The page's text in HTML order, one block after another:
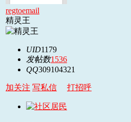
regtoemail
精灵王
UID1179
发帖数1536
QQ309104321
加关注 写私信 打招呼